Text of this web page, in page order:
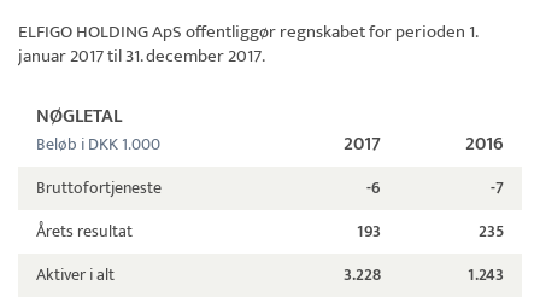
ELFIGO HOLDING ApSoffentliggør regnskabet for perioden 1.
januar 2017 til 31. december 2017.
NØGLETAL
Beløb i DKK 1.000 2017 2016
Bruttofortjeneste -6
-7
Årets resultat
193
235
Aktiver i alt
3.228
1.243